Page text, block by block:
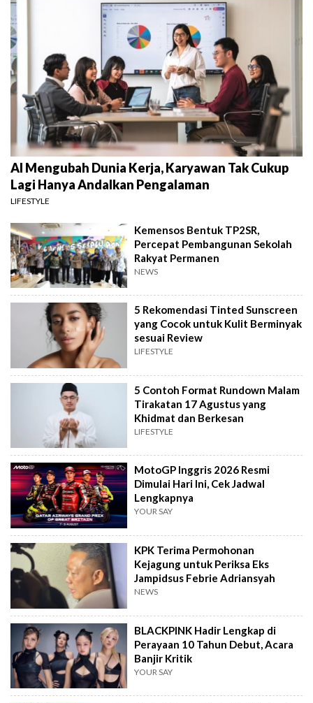
AI Mengubah Dunia Kerja, Karyawan Tak Cukup
Lagi Hanya Andalkan Pengalaman
LIFESTYLE
Kemensos Bentuk TP2SR,
Percepat Pembangunan Sekolah
Rakyat Permanen
NEWS
5 Rekomendasi Tinted Sunscreen
yang Cocok untuk Kulit Berminyak
sesuai Review
LIFESTYLE
5 Contoh Format Rundown Malam
Tirakatan 17 Agustus yang
Khidmat dan Berkesan
LIFESTYLE
MotoGP Inggris 2026 Resmi
Dimulai Hari Ini, Cek Jadwal
Lengkapnya
YOUR SAY
KPK Terima Permohonan
Kejagung untuk Periksa Eks
Jampidsus Febrie Adriansyah
NEWS
BLACKPINK Hadir Lengkap di
Perayaan 10 Tahun Debut, Acara
Banjir Kritik
YOUR SAY